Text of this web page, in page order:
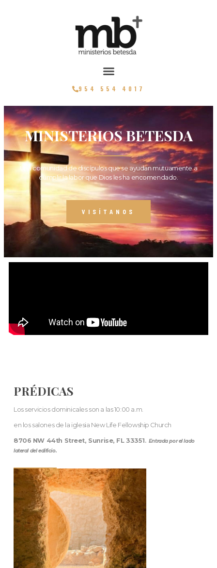
954 554 4017
MINISTERIOS BETESDA
Una comunidad de discípulos que se ayudan mutuamente a
cumplir la labor que Dios les ha encomendado.
VISÍTANOS
PRÉDICAS
Los servicios dominicales son a las 10:00 a.m.
en los salones de la iglesia New Life Fellowship Church
8706 NW 44th Street, Sunrise, FL 33351. Entrada por el lado
lateral del edificio.